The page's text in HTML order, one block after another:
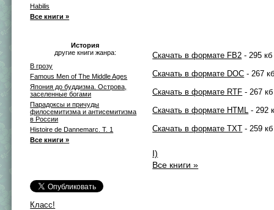
Habilis
Все книги »
История
другие книги жанра:
В грозу
Famous Men of The Middle Ages
Япония до буддизма. Острова,
заселенные богами
Парадоксы и причуды
филосемитизма и антисемитизма
в России
Histoire de Dannemarc. T. 1
Все книги »
Класс!
Скачать в формате FB2 - 295 кб
Скачать в формате DOC - 267
Скачать в формате RTF - 267 кб
Скачать в формате HTML - 292
Скачать в формате TXT - 259 кб
I)
Все книги »